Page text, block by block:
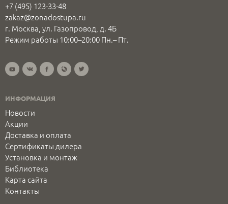
+7 (495) 123-33-48
zakaz@zonadostupa.ru
г. Москва, ул. Газопровод, д. 4Б
Режим работы 10:00–20:00 Пн.– Пт.
ИНФОРМАЦИЯ
Новости
Акции
Доставка и оплата
Сертификаты дилера
Установка и монтаж
Библиотека
Карта сайта
Контакты